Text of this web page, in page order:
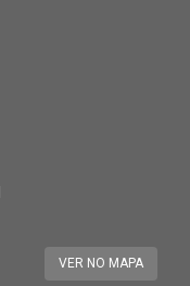
VER NO MAPA